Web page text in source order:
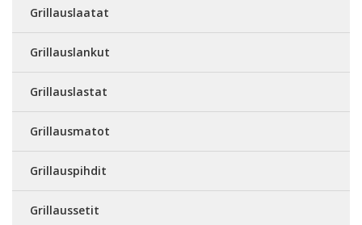
Grillauslaatat
Grillauslankut
Grillauslastat
Grillausmatot
Grillauspihdit
Grillaussetit